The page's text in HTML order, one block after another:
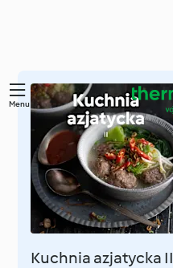
Przejdź
głównej
Menu
Kuchnia azjatycka II